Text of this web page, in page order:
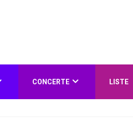
CONCERTE LISTE